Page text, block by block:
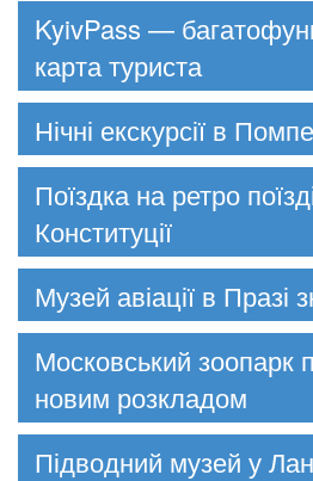
KyivPass —
карта туриста
Нічні екскурсії в
Поїздка на ретро
Конституції
Музей авіації в Празі
Московський зоопарк
новим розкладом
Підводний музей у